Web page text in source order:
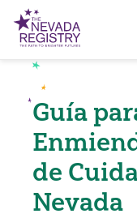
Guía
de
Nevada